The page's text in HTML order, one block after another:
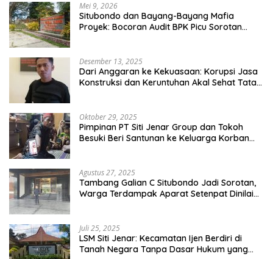
Mei 9, 2026
Situbondo dan Bayang-Bayang Mafia
Proyek: Bocoran Audit BPK Picu Sorotan
Desember 13, 2025
Dari Anggaran ke Kekuasaan: Korupsi Jasa
Konstruksi dan Keruntuhan Akal Sehat Tata
Oktober 29, 2025
Pimpinan PT Siti Jenar Group dan Tokoh
Besuki Beri Santunan ke Keluarga Korban
Agustus 27, 2025
Tambang Galian C Situbondo Jadi Sorotan,
Warga Terdampak Aparat Setenpat Dinilai
Juli 25, 2025
LSM Siti Jenar: Kecamatan Ijen Berdiri di
Tanah Negara Tanpa Dasar Hukum yang